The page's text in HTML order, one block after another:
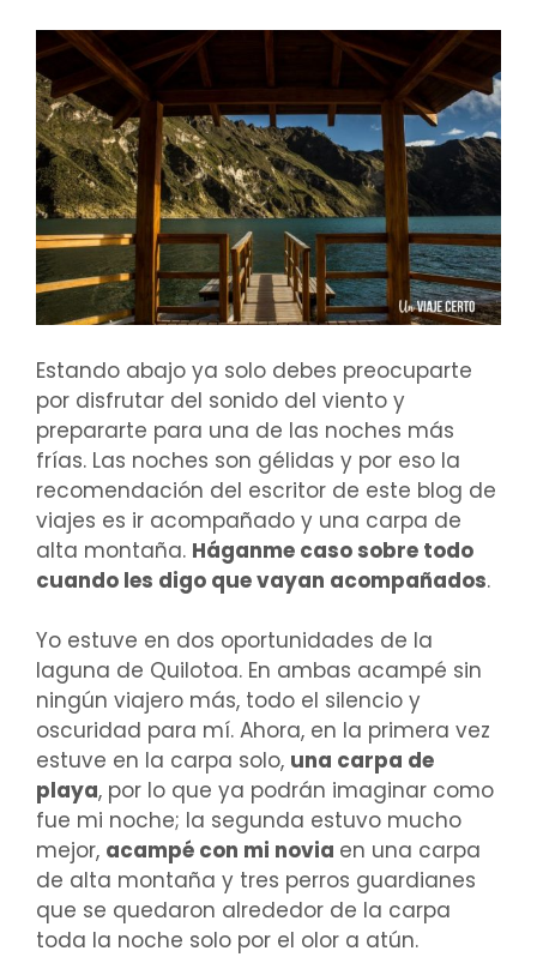
Estando abajo ya solo debes preocuparte
por disfrutar del sonido del viento y
prepararte para una de las noches más
frías. Las noches son gélidas y por eso la
recomendación del escritor de este blog de
viajes es ir acompañado y una carpa de
alta montaña. Háganme caso sobre todo
cuando les digo que vayan acompañados.
Yo estuve en dos oportunidades de la
laguna de Quilotoa. En ambas acampé sin
ningún viajero más, todo el silencio y
oscuridad para mí. Ahora, en la primera vez
estuve en la carpa solo, una carpa de
playa, por lo que ya podrán imaginar como
fue mi noche; la segunda estuvo mucho
mejor, acampé con mi novia en una carpa
de alta montaña y tres perros guardianes
que se quedaron alrededor de la carpa
toda la noche solo por el olor a atún.